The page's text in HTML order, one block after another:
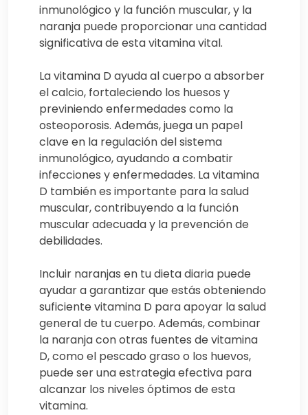
inmunológico y la función muscular, y la
naranja puede proporcionar una cantidad
significativa de esta vitamina vital.
La vitamina D ayuda al cuerpo a absorber
el calcio, fortaleciendo los huesos y
previniendo enfermedades como la
osteoporosis. Además, juega un papel
clave en la regulación del sistema
inmunológico, ayudando a combatir
infecciones y enfermedades. La vitamina
D también es importante para la salud
muscular, contribuyendo a la función
muscular adecuada y la prevención de
debilidades.
Incluir naranjas en tu dieta diaria puede
ayudar a garantizar que estás obteniendo
suficiente vitamina D para apoyar la salud
general de tu cuerpo. Además, combinar
la naranja con otras fuentes de vitamina
D, como el pescado graso o los huevos,
puede ser una estrategia efectiva para
alcanzar los niveles óptimos de esta
vitamina.